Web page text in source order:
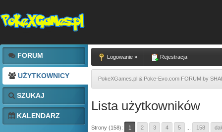
FORUM
UŻYTKOWNICY
SZUKAJ
KALENDARZ
Logowanie » Rejestracja
PokeXGames.pl & Poke-Evo.com FORUM by
Lista użytkowników
Strony (158): 1 2 3 4 5 158